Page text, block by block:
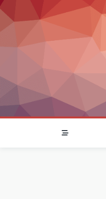
Skip
to
content